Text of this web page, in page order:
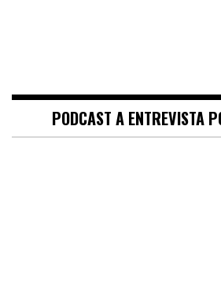
PODCAST A ENTREVISTA